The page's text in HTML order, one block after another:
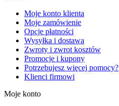
Moje konto klienta
Moje zamówienie
Opcje płatności
Wysyłka i dostawa
Zwroty i zwrot kosztów
Promocje i kupony
Potrzebujesz więcej pomocy?
Klienci firmowi
Moje konto